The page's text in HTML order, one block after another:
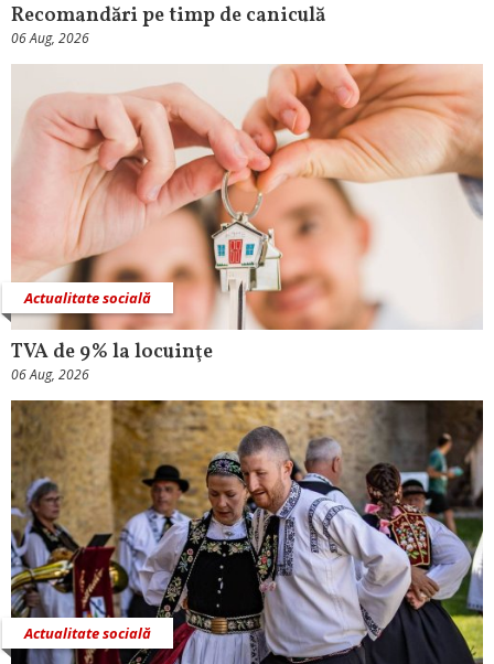
Recomandări pe timp de caniculă
06 Aug, 2026
Actualitate socială
TVA de 9% la locuinţe
06 Aug, 2026
Actualitate socială